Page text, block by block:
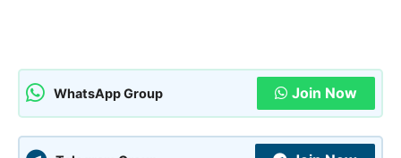
WhatsApp Group Join Now